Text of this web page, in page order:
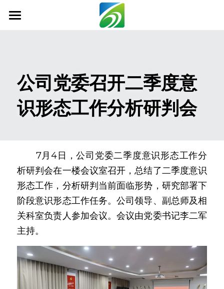
新闻资讯
信息公开
业务范围
科技创新
联系我们
搜索
公司党委召开二季度意
识形态工作分析研判会
7月4日，公司党委二季度意识形态工作分
析研判会在一楼会议室召开，总结了二季度意识
形态工作，分析研判当前面临形势，研究部署下
阶段意识形态工作任务。公司领导、副总师及相
关科室负责人参加会议。会议由党委书记李二军
主持。